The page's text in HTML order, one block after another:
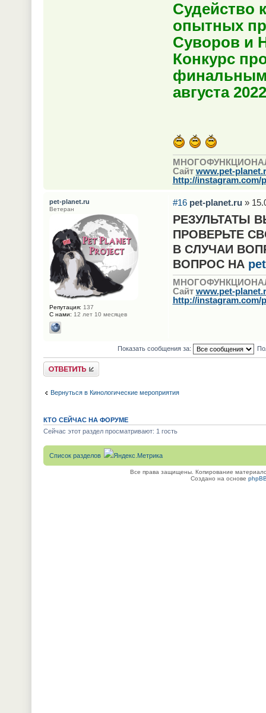
Судейство
опытных
Суворов и
Конкурс
августа 2022
Сайт www.pet-
http://instagram.com/
#16 pet-planet.ru »
РЕЗУЛЬТАТЫ
ПРОВЕРЬТЕ
В СЛУЧАИ
ВОПРОС НА
Сайт www.pet-
http://instagram.com/
pet-planet.ru
Ветеран
Репутация: 137
С нами: 12 лет 10 месяцев
Показать сообщения за:
Ответить
Вернуться в Кинологические мероприятия
КТО СЕЙЧАС НА ФОРУМЕ
Сейчас этот раздел просматривают: 1 гость
Список разделов
Все права защищены. Копирование
Создано на основе